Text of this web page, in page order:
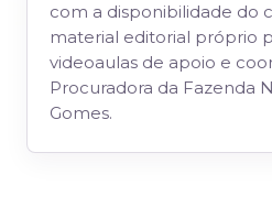
com a disponibilidade do
material editorial próprio
videoaulas de apoio e
Procuradora da Fazenda
Gomes.